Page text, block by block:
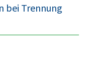
bei Trennung